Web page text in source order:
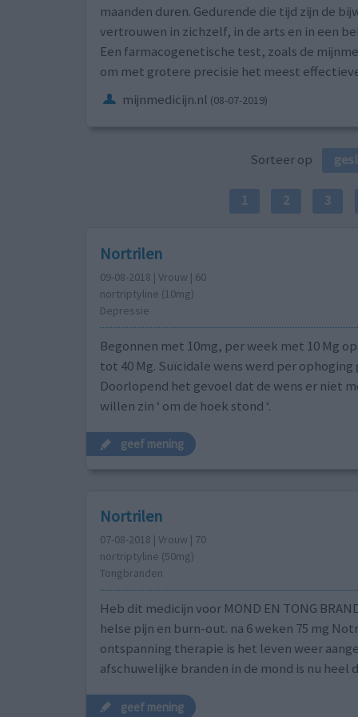
maanden duren. Gedurende die tijd zijn de
vertrouwen in zichzelf, in de arts en in een
Een farmacogenetische test, zoals de
om met grotere precisie het meest
mijnmedicijn.nl (08-07-2019)
Sorteer op
1 2 3
Nortrilen
09-08-2018 | Vrouw | 60
nortriptyline (10mg)
Depressie
Begonnen met 10mg, per week met 10 Mg
tot 40 Mg. Suïcidale wens werd per ophoging
Doorlopend het gevoel dat de wens er niet
willen zin ‘ om de hoek stond ‘.
geef mening
Nortrilen
07-08-2018 | Vrouw | 70
nortriptyline (50mg)
Tongbranden
Heb dit medicijn voor MOND EN TONG
helse pijn en burn-out. na 6 weken 75 mg
ontspanning therapie is het leven weer
afschuwelijke branden in de mond is nu heel
geef mening